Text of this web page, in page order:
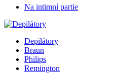
Na intimní partie
Depilátory
Braun
Philips
Remington